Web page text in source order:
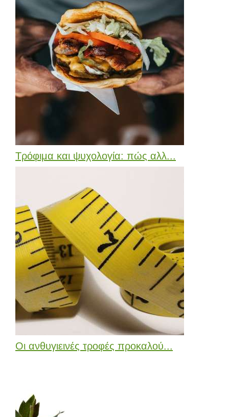
Τρόφιμα και ψυχολογία: πώς αλλ...
Οι ανθυγιεινές τροφές προκαλού...